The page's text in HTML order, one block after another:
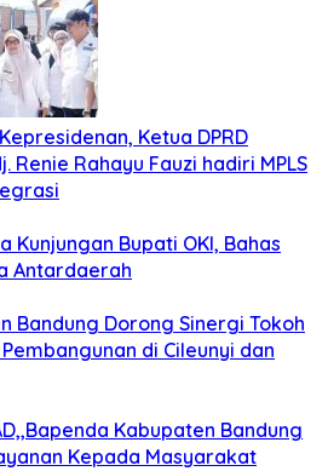
Ketua DPRD
Renie Rahayu Fauzi hadiri MPLS
Kunjungan Bupati OKI, Bahas
Antardaerah
Bandung Dorong Sinergi Tokoh
di Cileunyi dan
Kabupaten Bandung
Kepada Masyarakat